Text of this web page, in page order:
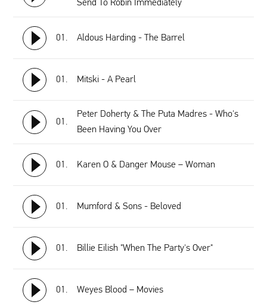
Send To Robin Immediately
01. Aldous Harding - The Barrel
01. Mitski - A Pearl
01.
Peter Doherty & The Puta Madres - Who's
Been Having You Over
01. Karen O & Danger Mouse – Woman
01. Mumford & Sons - Beloved
01. Billie Eilish "When The Party's Over"
01. Weyes Blood – Movies